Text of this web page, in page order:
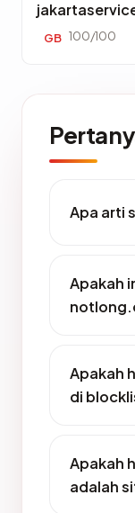
GB 100/100
Apa arti
Apakah
Apakah
di
Apakah
adalah